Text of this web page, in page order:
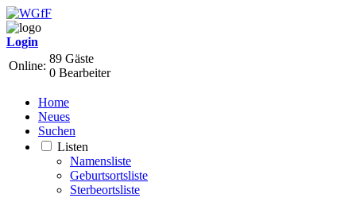
Login
Online:
89 Gäste
0 Bearbeiter
Home
Neues
Suchen
Listen
Namensliste
Geburtsortsliste
Sterbeortsliste